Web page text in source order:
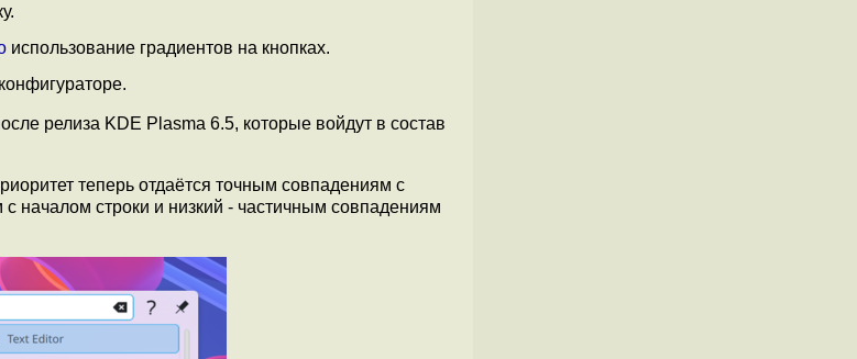
использование градиентов на кнопках.
релиза KDE Plasma 6.5, которые войдут в состав
теперь отдаётся точным совпадениям с
строки и низкий - частичным совпадениям